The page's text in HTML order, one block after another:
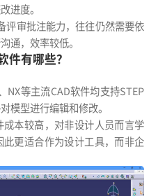
进度。
评审批注能力，往往仍然需要依
通，效率较低。
件有哪些？
等主流CAD软件均支持STEP
模型进行编辑和修改。
本较高，对非设计人员而言学
更适合作为设计工具，而非企